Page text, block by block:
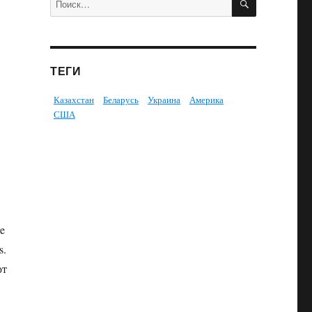
ТЕГИ
Казахстан Беларусь Украина
Америка
США